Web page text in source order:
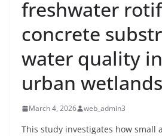
freshwater
concrete
water quality
urban wetlands
March 4, 2026 web_admin3
This study investigates how small